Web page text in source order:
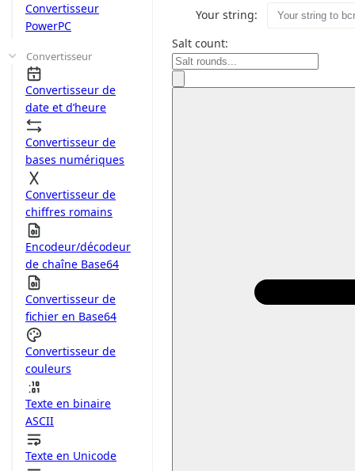
Convertisseur
PowerPC
Convertisseur
Convertisseur de
date et d’heure
Convertisseur de
bases numériques
Convertisseur de
chiffres romains
Encodeur/décodeur
de chaîne Base64
Convertisseur de
fichier en Base64
Convertisseur de
couleurs
Texte en binaire
ASCII
Texte en Unicode
Your string:
Salt count: